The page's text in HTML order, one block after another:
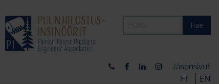
Hae
Jäsensivut
FI
EN